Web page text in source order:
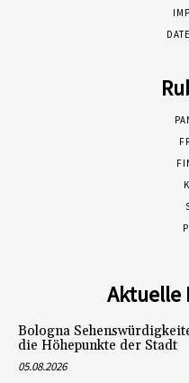
Aktuelle
Bologna
die Höhepunkte der Stadt
05.08.2026